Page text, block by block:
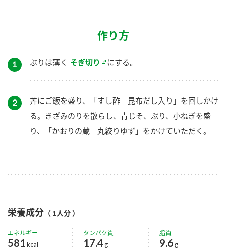
作り方
１ ぶりは薄く そぎ切り にする。
２
丼にご飯を盛り、「すし酢 昆布だし入り」を回しかけ
る。きざみのりを散らし、青じそ、ぶり、小ねぎを盛
り、「かおりの蔵 丸絞りゆず」をかけていただく。
栄養成分 （ 1人分 ）
エネルギー
581kcal
タンパク質
17.4 g
脂質
9.6 g